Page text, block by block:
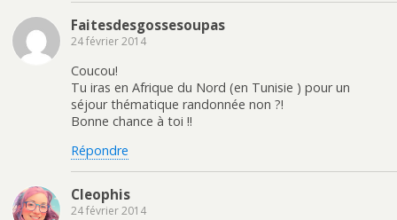
Faitesdesgossesoupas
24 février 2014
Coucou!
Tu iras en Afrique du Nord (en Tunisie ) pour un
séjour thématique randonnée non ?!
Bonne chance à toi !!
Répondre
Cleophis
24 février 2014